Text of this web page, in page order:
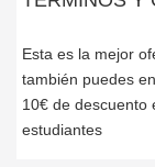
Esta es la mejor
también puedes
10€ de descuento
estudiantes